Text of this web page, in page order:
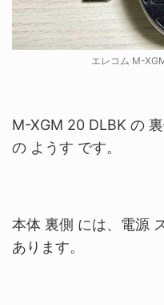
エレコム M-
M-XGM 20 DLBK の
の ようす です。
本体 裏側 には、電源
あります。